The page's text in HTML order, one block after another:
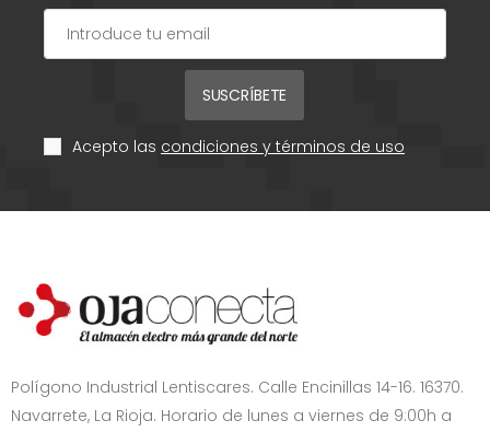
SUSCRÍBETE
Acepto las condiciones y términos de uso
Polígono Industrial Lentiscares. Calle Encinillas 14-16. 16370.
Navarrete, La Rioja. Horario de lunes a viernes de 9:00h a